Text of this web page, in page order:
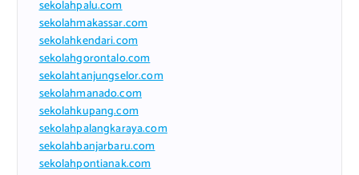
sekolahpalu.com
sekolahmakassar.com
sekolahkendari.com
sekolahgorontalo.com
sekolahtanjungselor.com
sekolahmanado.com
sekolahkupang.com
sekolahpalangkaraya.com
sekolahbanjarbaru.com
sekolahpontianak.com